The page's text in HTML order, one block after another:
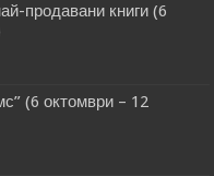
продавани книги (6
(6 октомври – 12